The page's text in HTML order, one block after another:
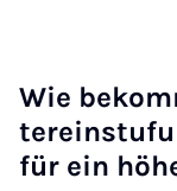
Wie
für ein